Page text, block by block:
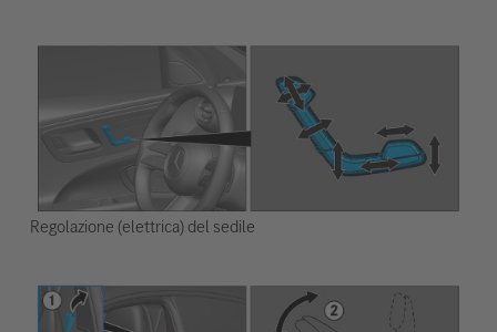
Regolazione (elettrica) del sedile